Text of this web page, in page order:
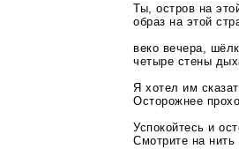
Ты, остров на
образ на этой
веко вечера, шёлк
четыре стены
Я хотел им
Осторожнее
Успокойтесь и
Смотрите на нить